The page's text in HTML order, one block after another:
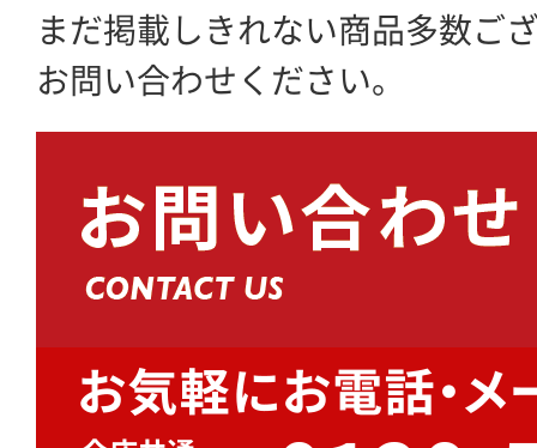
まだ掲載しきれない商品多数ご
お問い合わせください。